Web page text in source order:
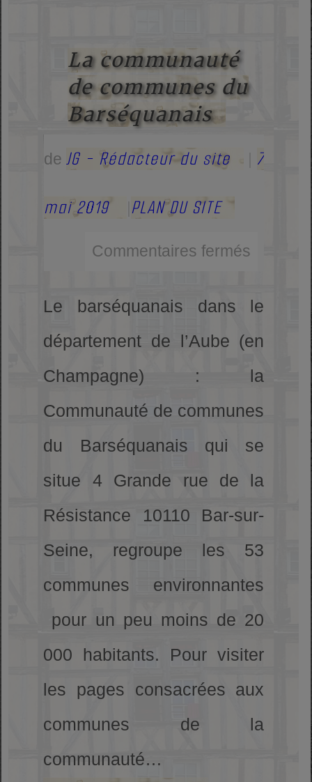
La communauté
de communes du
Barséquanais
deJG - Rédacteur du site 7
mai 2019 PLAN DU SITE
Commentaires fermés
Le barséquanais dans le
département de l’Aube (en
Champagne) : la
Communauté de communes
du Barséquanais qui se
situe 4 Grande rue de la
Résistance 10110 Bar-sur-
Seine, regroupe les 53
communes environnantes
pour un peu moins de 20
000 habitants. Pour visiter
les pages consacrées aux
communes de la
communauté…